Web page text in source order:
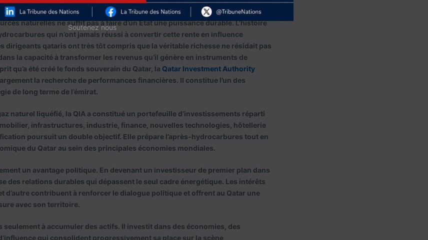
naturelles ne suffit pas à faire d’un État une puissance durable. L’histoire
qui n’ont jamais réussi à convertir cette rente en influence
dirigeants qataris ont très tôt compris que la véritable richesse ne résidait pas
la capacité à transformer les revenus qu’il génère en instruments de
qu’a été créé le fonds souverain du Qatar, la Qatar Investment Authority
la recherche de performances financières. Il constitue l’un des
de long terme de l’émirat.
naturel liquéfié, la QIA a constitué un portefeuille d’investissements réparti
infrastructures, industrie, finance, nouvelles technologies, hôtellerie
poursuit un double objectif. Elle prépare l’après-hydrocarbures tout en
du Qatar au sein des principales économies mondiales.
un avantage politique. En devenant un investisseur de premier plan dans
des relations durables qui dépassent le seul cadre énergétique. Les intérêts
d’autre contribuent à renforcer le dialogue politique et offrent au Qatar une
avec son territoire.
seulement à accumuler des actifs. Il investit dans des économies, des
qui consolident progressivement sa place sur la scène
Soutenez nous